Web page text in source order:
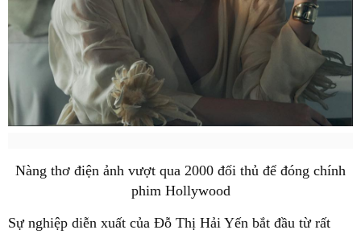
Nàng thơ điện ảnh vượt qua 2000 đối thủ để đóng chính
phim Hollywood
Sự nghiệp diễn xuất của Đỗ Thị Hải Yến bắt đầu từ rất